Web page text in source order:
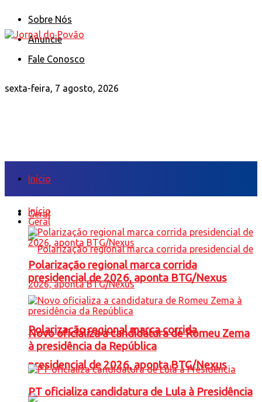
Sobre Nós
Anuncie
Fale Conosco
sexta-feira, 7 agosto, 2026
Início
Geral
Polarização regional marca corrida
presidencial de 2026, aponta BTG/Nexus
Início
Geral
Polarização regional marca corrida
presidencial de 2026, aponta BTG/Nexus
Novo oficializa a candidatura de Romeu Zema
à presidência da República
PT oficializa candidatura de Lula à Presidência